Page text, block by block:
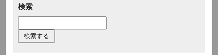
検索